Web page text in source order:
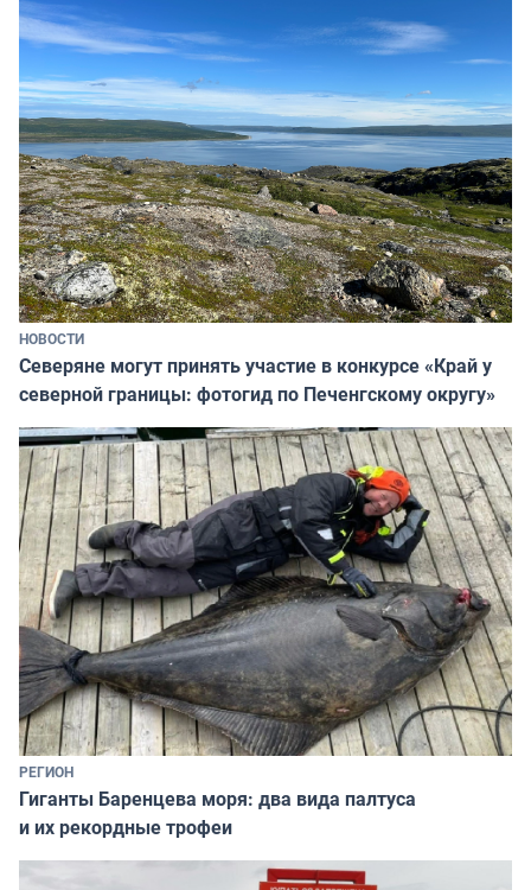
НОВОСТИ
Северяне могут принять участие в конкурсе «Край у
северной границы: фотогид по Печенгскому округу»
РЕГИОН
Гиганты Баренцева моря: два вида палтуса
и их рекордные трофеи